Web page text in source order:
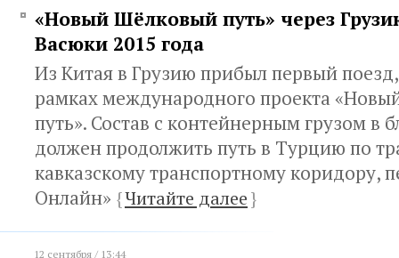
«Новый Шёлковый путь» через
Васюки 2015 года
Из Китая в Грузию прибыл первый
рамках международного проекта
путь». Состав с контейнерным грузом в
должен продолжить путь в Турцию по
кавказскому транспортному коридору,
Онлайн» {Читайте далее}
12 сентября / 13:44